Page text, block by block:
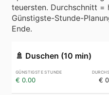
teuersten. Durchschnitt
Günstigste-Stunde-
Ende.
🚿 Duschen (10 min)
€ 0.00 €